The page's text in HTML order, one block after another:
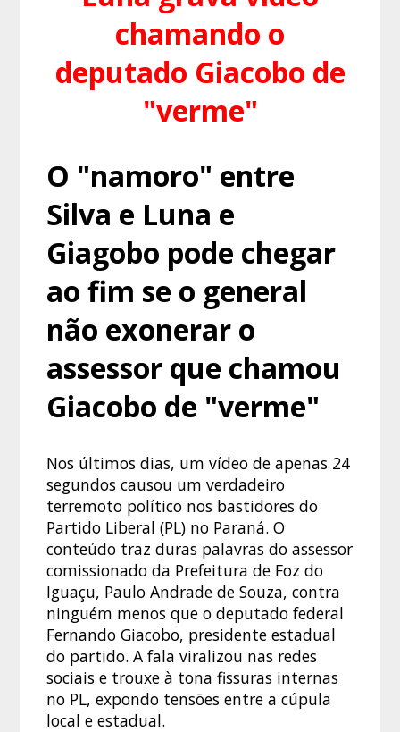
chamando o
deputado Giacobo de
"verme"
O "namoro" entre
Silva e Luna e
Giagobo pode chegar
ao fim se o general
não exonerar o
assessor que chamou
Giacobo de "verme"
Nos últimos dias, um vídeo de apenas 24
segundos causou um verdadeiro
terremoto político nos bastidores do
Partido Liberal (PL) no Paraná. O
conteúdo traz duras palavras do assessor
comissionado da Prefeitura de Foz do
Iguaçu, Paulo Andrade de Souza, contra
ninguém menos que o deputado federal
Fernando Giacobo, presidente estadual
do partido. A fala viralizou nas redes
sociais e trouxe à tona fissuras internas
no PL, expondo tensões entre a cúpula
local e estadual.